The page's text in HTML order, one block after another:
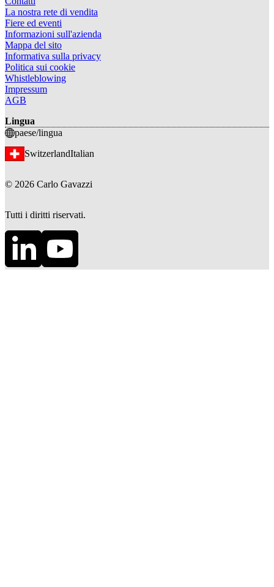
La nostra rete di vendita
Fiere ed eventi
Informazioni sull'azienda
Mappa del sito
Informativa sulla privacy
Politica sui cookie
Whistleblowing
Impressum
AGB
Lingua
paese/lingua
SwitzerlandItalian
© 2026 Carlo Gavazzi
Tutti i diritti riservati.